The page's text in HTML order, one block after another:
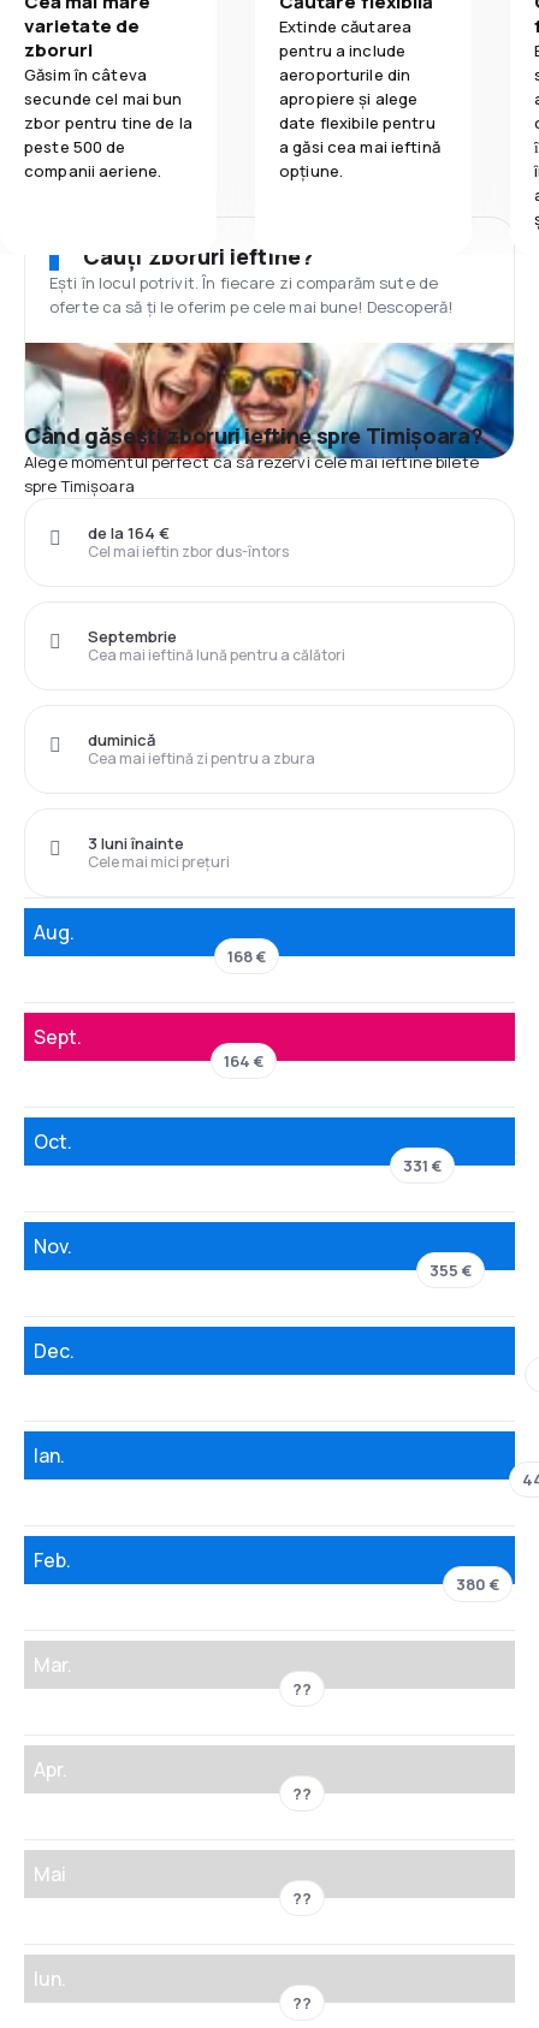
varietate de
zboruri
Găsim în câteva
secunde cel mai bun
zbor pentru tine de la
peste 500 de
companii aeriene.
Extinde căutarea
pentru a include
aeroporturile din
apropiere și alege
date flexibile pentru
a găsi cea mai ieftină
opțiune.
Cauți zboruri ieftine?
Ești în locul potrivit. În fiecare zi comparăm sute de
oferte ca să ți le oferim pe cele mai bune! Descoperă!
Când găsești zboruri ieftine spre Timișoara?
Alege momentul perfect ca să rezervi cele mai ieftine bilete
spre Timișoara
Cel mai ieftin zbor dus-întors
de la 164 €
Cea mai ieftină lună pentru a călători
Septembrie
Cea mai ieftină zi pentru a zbura
duminică
Cele mai mici prețuri
3 luni înainte
Aug.
168 €
Sept.
164 €
Oct.
331 €
Nov.
355 €
Dec.
Ian.
Feb.
380 €
Mar.
??
Apr.
??
Mai
??
Iun.
??